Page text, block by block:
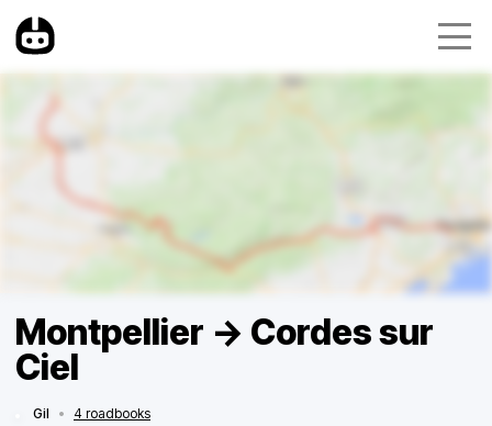
Montpellier -> Cordes sur
Ciel
Gil • 4 roadbooks